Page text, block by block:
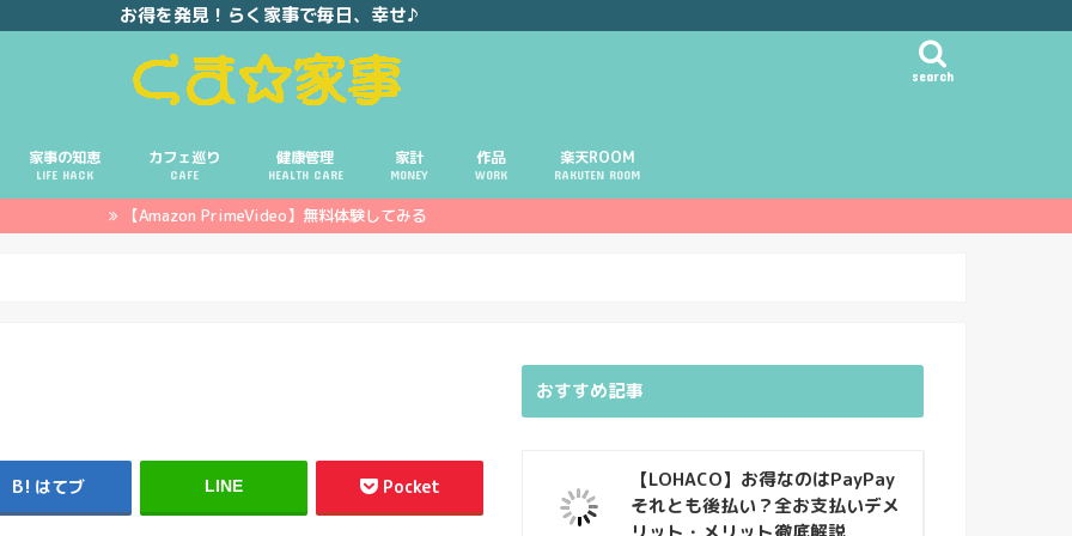
お得を発見！らく家事で毎日、幸せ♪
search
家事の知恵
LIFE HACK
カフェ巡り
CAFE
健康管理
HEALTH CARE
家計
MONEY
ポイ活
投資
副業
作品
WORK
楽天ROOM
RAKUTEN ROOM
【Amazon PrimeVideo】無料体験してみる
はてブ LINE Pocket
おすすめ記事
【LOHACO】お得なのはPayPay
それとも後払い？全お支払いデメ